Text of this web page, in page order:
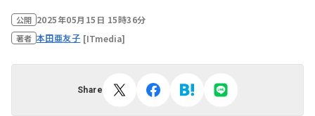
公開 2025年05月15日 15時36分
著者 本田亜友子 [ITmedia]
Share